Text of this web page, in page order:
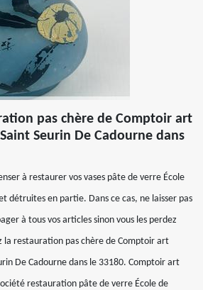
pas chère de Comptoir art
Seurin De Cadourne dans
à restaurer vos vases pâte de verre École
détruites en partie. Dans ce cas, ne laisser pas
à tous vos articles sinon vous les perdez
restauration pas chère de Comptoir art
De Cadourne dans le 33180. Comptoir art
restauration pâte de verre École de